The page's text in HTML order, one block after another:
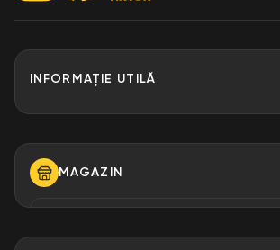
INFORMAȚIE UTILĂ
Despre Noi
MAGAZIN
+373 79 923 304